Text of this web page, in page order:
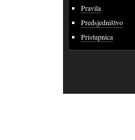
Pravila
Predsjedništvo
Pristupnica